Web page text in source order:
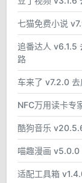
七猫免费小说
追番达人 v6.1.5
路
车来了 v7.2.0
NFC万用读卡专
酷狗音乐
喵趣漫画 v5.0.0
适配工具箱